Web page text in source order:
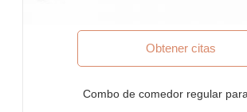
Resorts de vacaciones y villas de vacaciones
Espacios de convivencia, Hostales
administradas y estancias prolongadas
Obtener citas
Combo de comedor regular